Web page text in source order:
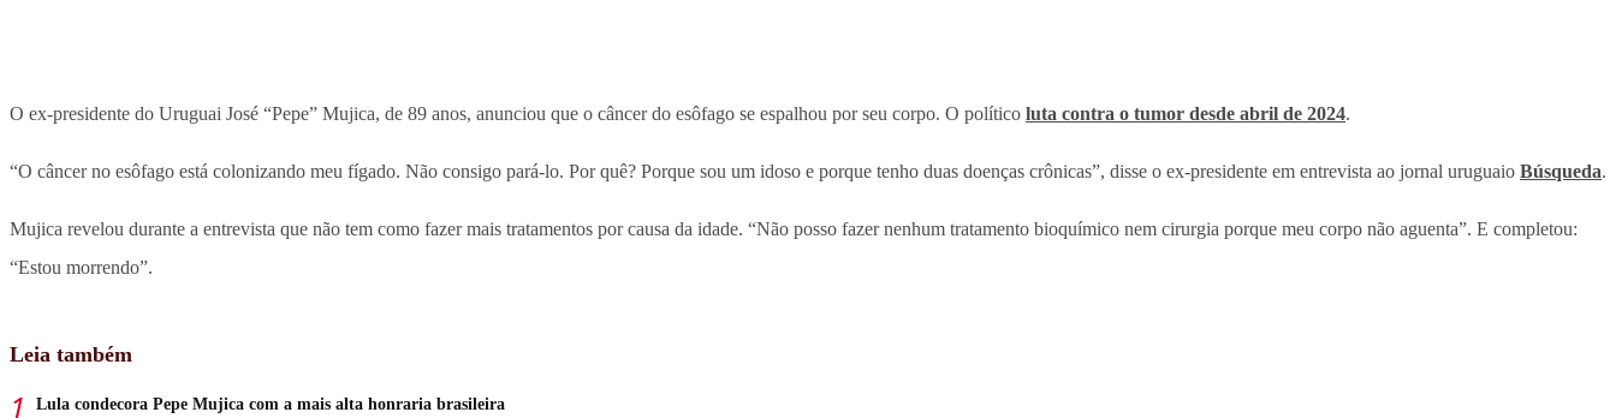
O ex-presidente do Uruguai José “Pepe” Mujica, de 89 anos, anunciou que o câncer do esôfago se espalhou por seu corpo. O político luta contra o tumor desde abril de 2024.
“O câncer no esôfago está colonizando meu fígado. Não consigo pará-lo. Por quê? Porque sou um idoso e porque tenho duas doenças crônicas”, disse o ex-presidente em entrevista ao jornal uruguaio Búsqueda.
Mujica revelou durante a entrevista que não tem como fazer mais tratamentos por causa da idade. “Não posso fazer nenhum tratamento bioquímico nem cirurgia porque meu corpo não aguenta”. E completou:
“Estou morrendo”.
Leia também
Lula condecora Pepe Mujica com a mais alta honraria brasileira